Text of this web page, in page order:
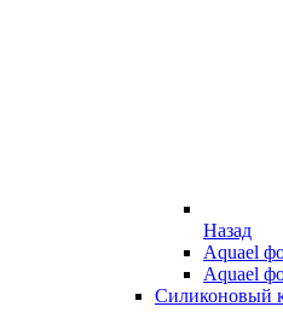
Назад
Aquael
Aquael
Силиконовый